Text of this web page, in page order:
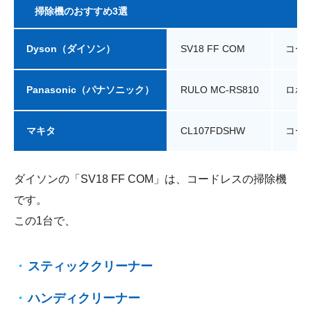
掃除機のおすすめ3選
Dyson（ダイソン） SV18 FF COM コー
Panasonic（パナソニック） RULO MC-RS810 ロボ
マキタ CL107FDSHW コー
ダイソンの「SV18 FF COM」は、コードレスの掃除機
です。
この1台で、
スティッククリーナー
ハンディクリーナー